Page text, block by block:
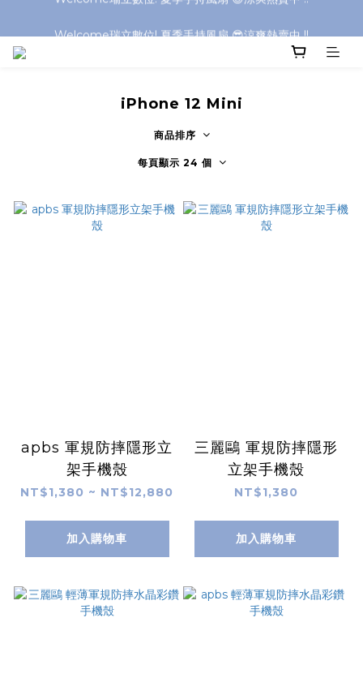
Welcome瑞立數位! 夏季手持風扇 😎涼爽熱賣中 !!
iPhone 12 Mini
商品排序
每頁顯示 24 個
apbs 軍規防摔隱形立
架手機殼
NT$1,380 ~ NT$12,880
加入購物車
三麗鷗 軍規防摔隱形
立架手機殼
NT$1,380
加入購物車